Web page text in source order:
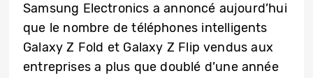
Samsung Electronics a annoncé aujourd’hui
que le nombre de téléphones intelligents
Galaxy Z Fold et Galaxy Z Flip vendus aux
entreprises a plus que doublé d’une année